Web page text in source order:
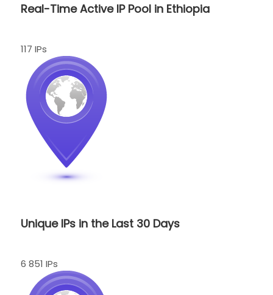
Real-Time Active IP Pool in Ethiopia
117 IPs
Unique IPs in the Last 30 Days
6 851 IPs